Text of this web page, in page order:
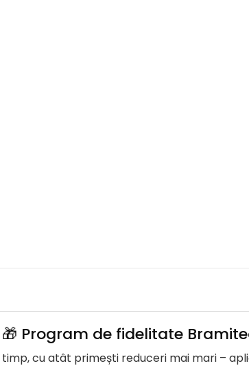
🎁 Program de fidelitate
cu atât primești reduceri mai mari –